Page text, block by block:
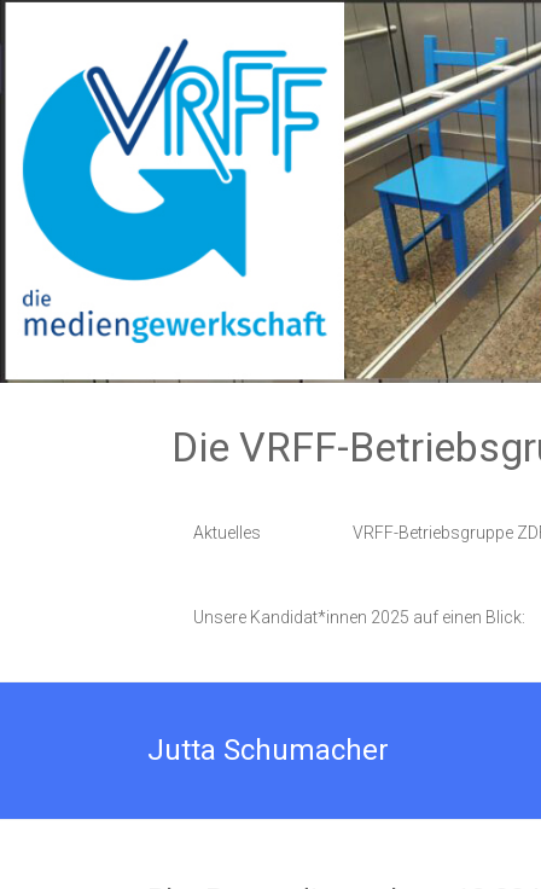
Die VRFF-
Aktuelles VRFF-Betriebsgruppe
Unsere Kandidat*innen 2025 auf einen Blick:
Jutta Schumacher